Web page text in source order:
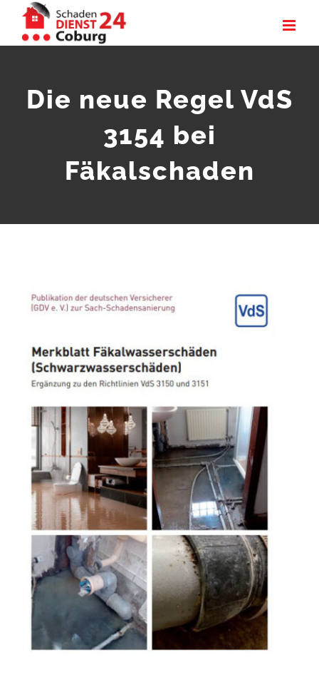
Inhalt
Die neue Regel VdS
3154 bei
Fäkalschaden